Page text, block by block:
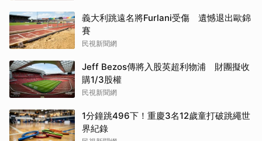
義大利跳遠名將Furlani受傷 遺憾退出歐錦
賽
民視新聞網
Jeff Bezos傳將入股英超利物浦 財團擬收
購1/3股權
民視新聞網
1分鐘跳496下！重慶3名12歲童打破跳繩世
界紀錄